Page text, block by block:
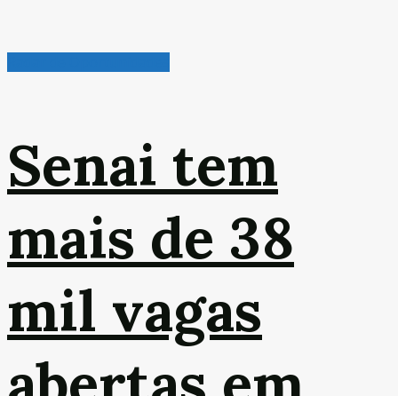
Senai tem
mais de 38
mil vagas